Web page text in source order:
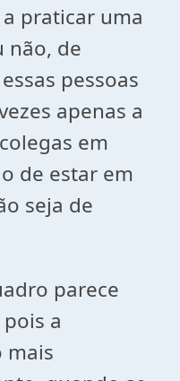
praticar uma
não, de
pessoas
apenas a
em
de estar em
seja de
parece
a
mais